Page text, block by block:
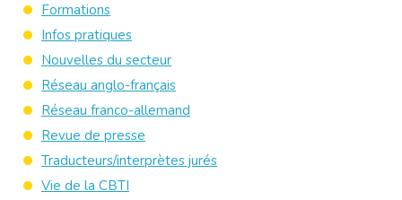
Formations
Infos pratiques
Nouvelles du secteur
Réseau anglo-français
Réseau franco-allemand
Revue de presse
Traducteurs/interprètes jurés
Vie de la CBTI